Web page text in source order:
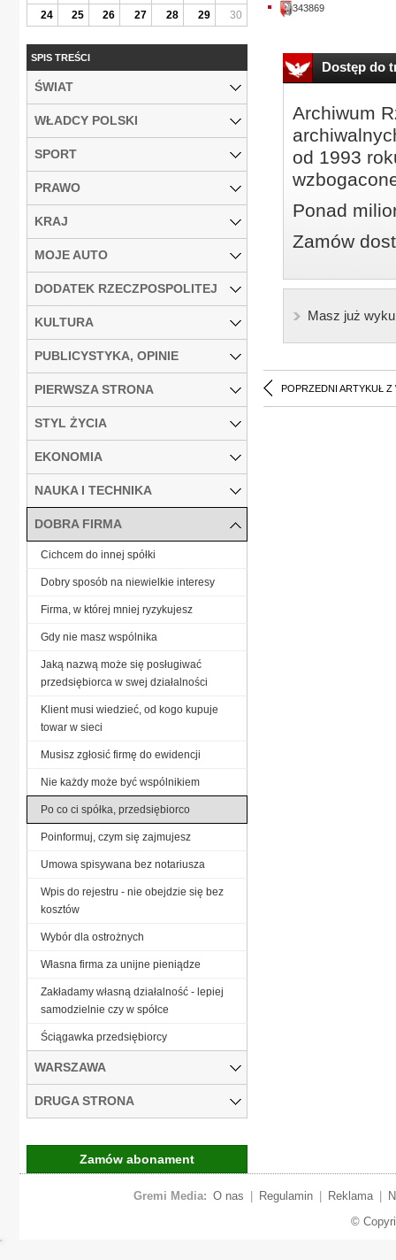
343869
Dostęp do
Archiwum
od 1993
Ponad
Zamów
Masz już
POPRZEDNI ARTYKUŁ Z
24
25 26 27 28 29 30
SPIS TREŚCI
ŚWIAT
WŁADCY POLSKI
SPORT
PRAWO
KRAJ
MOJE AUTO
DODATEK RZECZPOSPOLITEJ
KULTURA
PUBLICYSTYKA, OPINIE
PIERWSZA STRONA
STYL ŻYCIA
EKONOMIA
NAUKA I TECHNIKA
DOBRA FIRMA
Cichcem do innej spółki
Dobry sposób na niewielkie interesy
Firma, w której mniej ryzykujesz
Gdy nie masz wspólnika
Jaką nazwą może się posługiwać
przedsiębiorca w swej działalności
Klient musi wiedzieć, od kogo kupuje
towar w sieci
Musisz zgłosić firmę do ewidencji
Nie każdy może być wspólnikiem
Po co ci spółka, przedsiębiorco
Poinformuj, czym się zajmujesz
Umowa spisywana bez notariusza
Wpis do rejestru - nie obejdzie się bez
kosztów
Wybór dla ostrożnych
Własna firma za unijne pieniądze
Zakładamy własną działalność - lepiej
samodzielnie czy w spółce
Ściągawka przedsiębiorcy
WARSZAWA
DRUGA STRONA
Zamów abonament
Gremi Media: O nas Regulamin Reklama
©